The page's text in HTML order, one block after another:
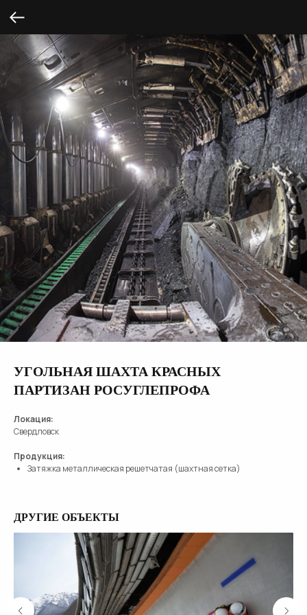
УГОЛЬНАЯ ШАХТА КРАСНЫХ
ПАРТИЗАН РОСУГЛЕПРОФА
Локация:
Свердловск
Продукция:
Затяжка металлическая решетчатая (шахтная сетка)
ДРУГИЕ ОБЪЕКТЫ